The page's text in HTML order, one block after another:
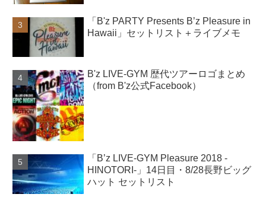
「B'z PARTY Presents B’z Pleasure in
Hawaii」セットリスト＋ライブメモ
B'z LIVE-GYM 歴代ツアーロゴまとめ
（from B'z公式Facebook）
「B’z LIVE-GYM Pleasure 2018 -
HINOTORI-」14日目・8/28長野ビッグ
ハット セットリスト